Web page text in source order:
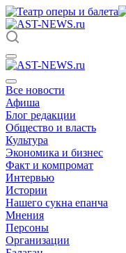
Все новости
Афиша
Блог редакции
Общество и власть
Культура
Экономика и бизнес
Факт и компромат
Интервью
Истории
Нашего сукна епанча
Мнения
Персоны
Организации